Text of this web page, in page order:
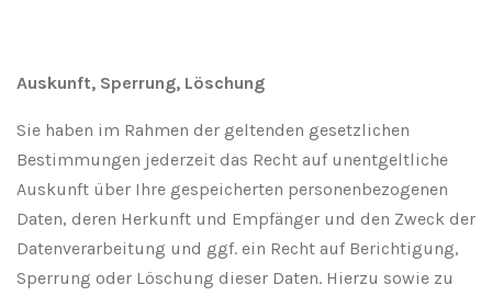
Auskunft, Sperrung, Löschung
Sie haben im Rahmen der geltenden gesetzlichen
Bestimmungen jederzeit das Recht auf unentgeltliche
Auskunft über Ihre gespeicherten personenbezogenen
Daten, deren Herkunft und Empfänger und den Zweck der
Datenverarbeitung und ggf. ein Recht auf Berichtigung,
Sperrung oder Löschung dieser Daten. Hierzu sowie zu